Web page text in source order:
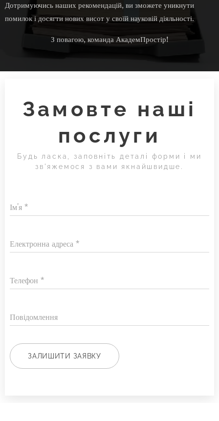
Дотримуючись наших рекомендацій, ви зможете уникнути
помилок і досягти нових висот у своїй науковій діяльності.
З повагою, команда АкадемПростір!
Замовте наші
послуги
Будь ласка, заповніть деталі форми і ми
зв'яжемося з вами якнайшвидше.
Ім'я
Електронна адреса
Телефон
Повідомлення
ЗАЛИШИТИ ЗАЯВКУ